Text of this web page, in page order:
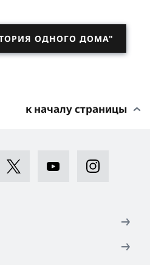
ОДНОГО ДОМА"
к началу страницы